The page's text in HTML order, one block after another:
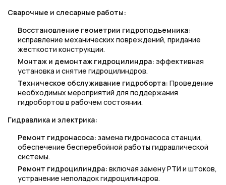
Сварочные и слесарные работы:
Восстановление геометрии гидроподъемника:
исправление механических повреждений, придание
жесткости конструкции.
Монтаж и демонтаж гидроцилиндра: эффективная
установка и снятие гидроцилиндров.
Техническое обслуживание гидроборта: Проведение
необходимых мероприятий для поддержания
гидробортов в рабочем состоянии.
Гидравлика и электрика:
Ремонт гидронасоса: замена гидронасоса станции,
обеспечение бесперебойной работы гидравлической
системы.
Ремонт гидроцилиндра: включая замену РТИ и штоков,
устранение неполадок гидроцилиндров.